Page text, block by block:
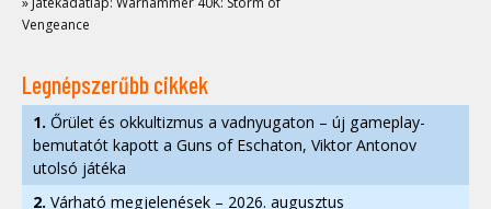
Vengeance
Legnépszerűbb cikkek
1. Őrület és okkultizmus a vadnyugaton – új gameplay-
bemutatót kapott a Guns of Eschaton, Viktor Antonov
utolsó játéka
2. Várható megjelenések – 2026. augusztus